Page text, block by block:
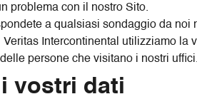
problema con il nostro Sito.
a qualsiasi sondaggio da
Intercontinental utilizziamo
persone che visitano i nostri uffici.
vostri dati